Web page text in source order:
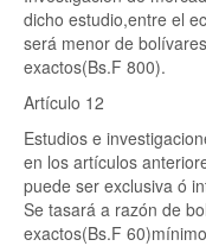
dicho estudio,entre el
será menor de
exactos(Bs.F 800).
Artículo 12
Estudios e
en los artículos
puede ser exclusiva ó
Se tasará a razón de
exactos(Bs.F